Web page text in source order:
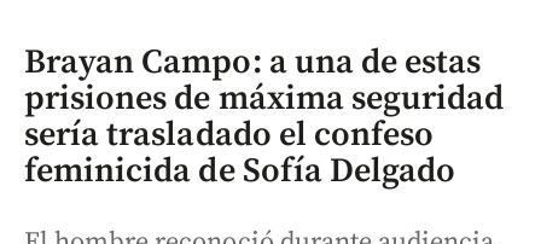
Brayan Campo: a una de estas
prisiones de máxima seguridad
sería trasladado el confeso
feminicida de Sofía Delgado